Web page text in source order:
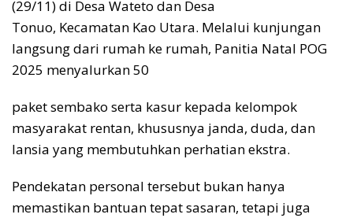
(29/11) di Desa Wateto dan Desa
Tonuo, Kecamatan Kao Utara. Melalui kunjungan
langsung dari rumah ke rumah, Panitia Natal POG
2025 menyalurkan 50
paket sembako serta kasur kepada kelompok
masyarakat rentan, khususnya janda, duda, dan
lansia yang membutuhkan perhatian ekstra.
Pendekatan personal tersebut bukan hanya
memastikan bantuan tepat sasaran, tetapi juga